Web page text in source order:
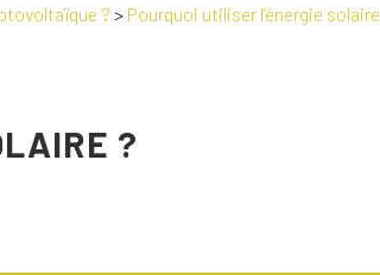
? > Pourquoi utiliser l’énergie solaire
?